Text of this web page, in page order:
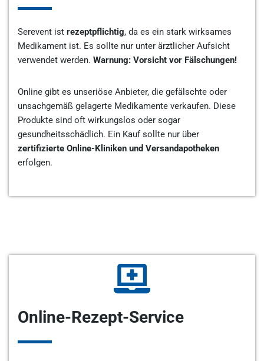
Serevent ist rezeptpflichtig, da es ein stark wirksames
Medikament ist. Es sollte nur unter ärztlicher Aufsicht
verwendet werden. Warnung: Vorsicht vor Fälschungen!
Online gibt es unseriöse Anbieter, die gefälschte oder
unsachgemäß gelagerte Medikamente verkaufen. Diese
Produkte sind oft wirkungslos oder sogar
gesundheitsschädlich. Ein Kauf sollte nur über
zertifizierte Online-Kliniken und Versandapotheken
erfolgen.
Online-Rezept-Service